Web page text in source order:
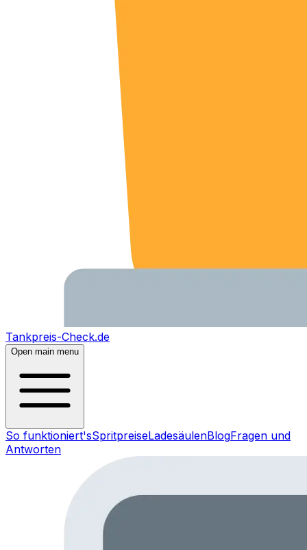
Tankpreis-Check.de
Open main menu
So funktioniert'sSpritpreiseLadesäulenBlogFragen und
Antworten